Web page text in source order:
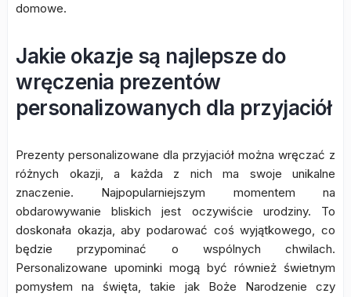
domowe.
Jakie okazje są najlepsze do
wręczenia prezentów
personalizowanych dla przyjaciół
Prezenty personalizowane dla przyjaciół można wręczać z
różnych okazji, a każda z nich ma swoje unikalne
znaczenie. Najpopularniejszym momentem na
obdarowywanie bliskich jest oczywiście urodziny. To
doskonała okazja, aby podarować coś wyjątkowego, co
będzie przypominać o wspólnych chwilach.
Personalizowane upominki mogą być również świetnym
pomysłem na święta, takie jak Boże Narodzenie czy